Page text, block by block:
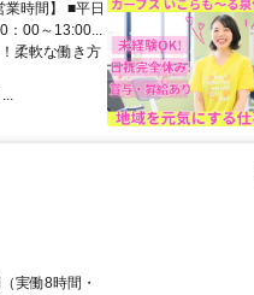
時間】 ■平日
：00～13:00...
軟な働き方
実働8時間・